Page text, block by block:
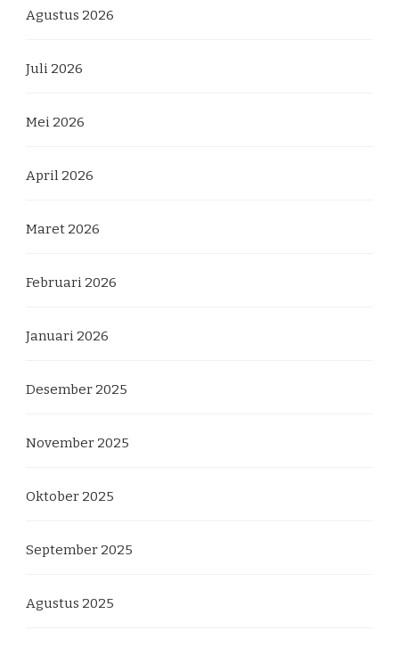
Agustus 2026
Juli 2026
Mei 2026
April 2026
Maret 2026
Februari 2026
Januari 2026
Desember 2025
November 2025
Oktober 2025
September 2025
Agustus 2025